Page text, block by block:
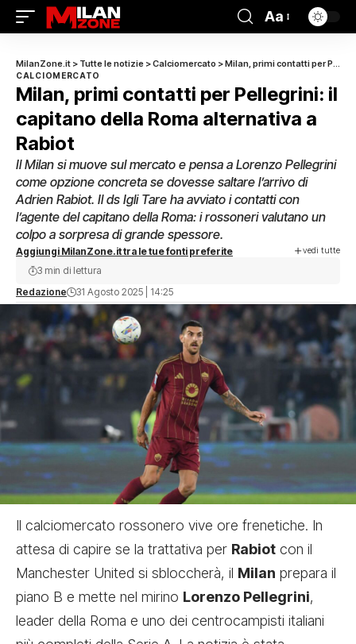
Aa
MilanZone.it > Tutte le notizie >Calciomercato >Milan, primi contatti per Pellegrini: il capitano della Roma alternativa a Rabiot
CALCIOMERCATO
Milan, primi contatti per Pellegrini: il
capitano della Roma alternativa a
Rabiot
Il Milan si muove sul mercato e pensa a Lorenzo Pellegrini
come opzione concreta se dovesse saltare l’arrivo di
Adrien Rabiot. Il ds Igli Tare ha avviato i contatti con
l’agente del capitano della Roma: i rossoneri valutano un
colpo a sorpresa di grande spessore.
Aggiungi MilanZone.it tra le tue fonti preferite vedi tutte
Redazione 31 Agosto 2025 | 14:25
3 min di lettura
Il calciomercato rossonero vive ore frenetiche. In
attesa di capire se la trattativa per Rabiot con il
Manchester United si sbloccherà, il Milan prepara il
piano B e mette nel mirino Lorenzo Pellegrini,
leader della Roma e uno dei centrocampisti italiani